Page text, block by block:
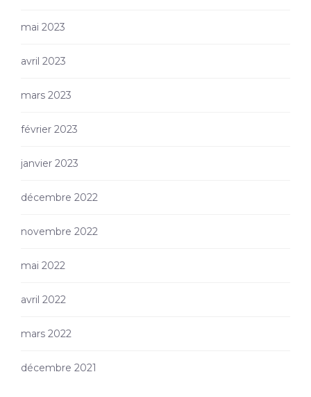
mai 2023
avril 2023
mars 2023
février 2023
janvier 2023
décembre 2022
novembre 2022
mai 2022
avril 2022
mars 2022
décembre 2021